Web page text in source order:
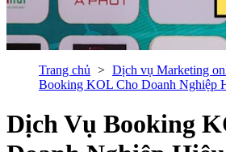
Trang chủ Dịch vụ Marketing
Booking KOL Cho Doanh Nghiệp
Dịch Vụ Booking